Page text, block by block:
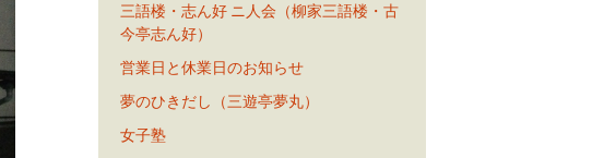
三語楼・志ん好 ニ人会（柳家三語楼・古
今亭志ん好）
営業日と休業日のお知らせ
夢のひきだし（三遊亭夢丸）
女子塾